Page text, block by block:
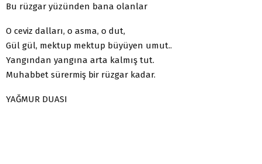
Bu rüzgar yüzünden bana olanlar
O ceviz dalları, o asma, o dut,
Gül gül, mektup mektup büyüyen umut..
Yangından yangına arta kalmış tut.
Muhabbet sürermiş bir rüzgar kadar.
YAĞMUR DUASI